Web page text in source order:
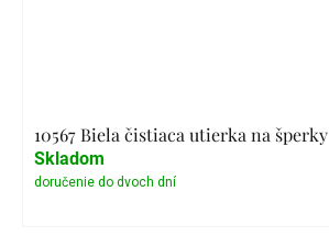
10567 Biela čistiaca utierka na šperky
Skladom